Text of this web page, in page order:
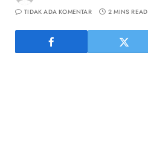
TIDAK ADA KOMENTAR
2 MINS READ